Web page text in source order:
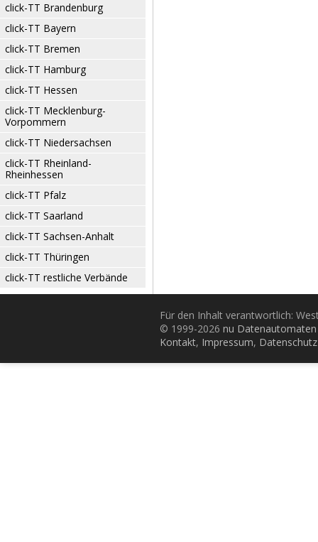
click-TT Brandenburg
click-TT Bayern
click-TT Bremen
click-TT Hamburg
click-TT Hessen
click-TT Mecklenburg-
Vorpommern
click-TT Niedersachsen
click-TT Rheinland-
Rheinhessen
click-TT Pfalz
click-TT Saarland
click-TT Sachsen-Anhalt
click-TT Thüringen
click-TT restliche Verbände
Für den Inhalt verantwortlich:
© 1999-2026 nu
Kontakt, Impressum, Datenschutz